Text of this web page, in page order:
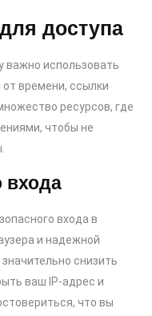
доступа
важно использовать
времени, ссылки
ресурсов, где
чтобы не
входа
входа в
и надежной
снизить
ваш IP-адрес и
что вы